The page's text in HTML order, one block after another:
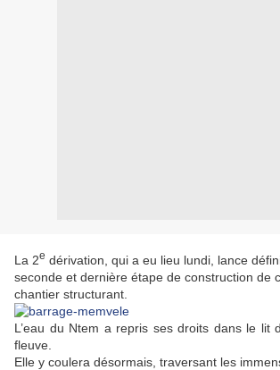
La 2e dérivation, qui a eu lieu lundi, lance
seconde et dernière étape de construction de
chantier structurant.
L’eau du Ntem a repris ses droits dans le lit
fleuve.
Elle y coulera désormais, traversant les